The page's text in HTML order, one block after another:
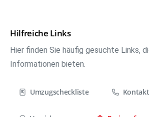
Hilfreiche Links
Hier finden Sie häufig gesuchte Links,
Informationen bieten.
Umzugscheckliste Kontakt